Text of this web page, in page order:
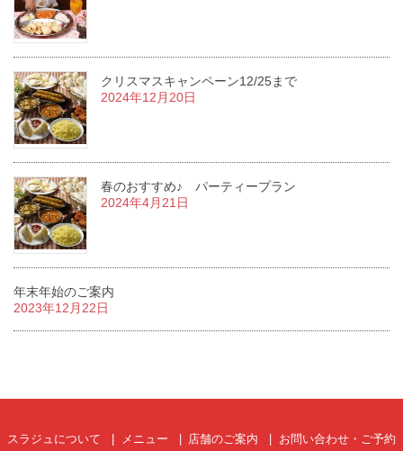
クリスマスキャンペーン12/25まで
2024年12月20日
春のおすすめ♪ パーティープラン
2024年4月21日
年末年始のご案内
2023年12月22日
スラジュについて メニュー 店舗のご案内 お問い合わせ・ご予約